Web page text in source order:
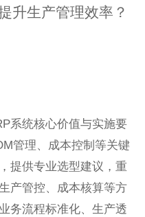
升生产管理效率？
统核心价值与实施要
管理、成本控制等关键
提供专业选型建议，重
产管控、成本核算等方
务流程标准化、生产透